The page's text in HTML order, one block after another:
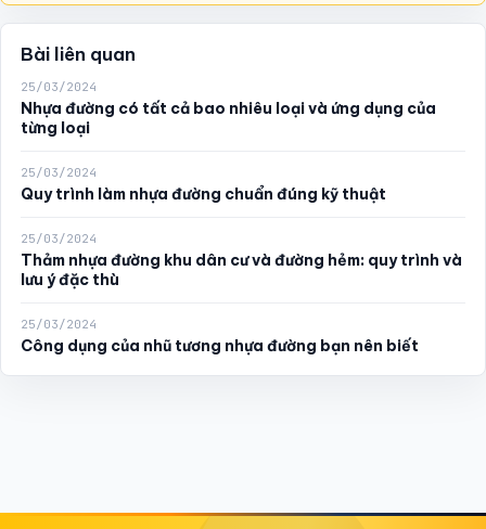
Bài liên quan
25/03/2024
Nhựa đường có tất cả bao nhiêu loại và ứng dụng của
từng loại
25/03/2024
Quy trình làm nhựa đường chuẩn đúng kỹ thuật
25/03/2024
Thảm nhựa đường khu dân cư và đường hẻm: quy trình và
lưu ý đặc thù
25/03/2024
Công dụng của nhũ tương nhựa đường bạn nên biết